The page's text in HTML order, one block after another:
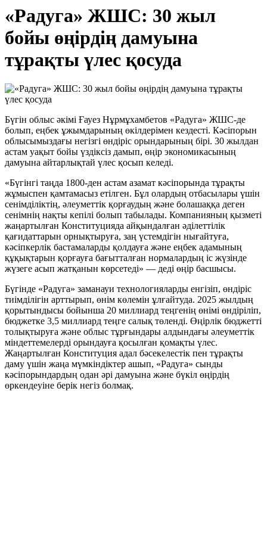
«Радуга» ЖШС: 30 жыл
бойы өңірдің дамуына
тұрақты үлес қосуда
Бүгін облыс әкімі Ғауез Нұрмұхамбетов «Радуга» ЖШС-де
болып, еңбек ұжымдарының өкілдерімен кездесті. Кәсіпорын
облысымыздағы негізгі өндіріс орындарының бірі. 30 жылдан
астам уақыт бойы үздіксіз дамып, өңір экономикасының
дамуына айтарлықтай үлес қосып келеді.
«Бүгінгі таңда 1800-ден астам азамат кәсіпорында тұрақты
жұмыспен қамтамасыз етілген. Бұл олардың отбасылары үшін
сенімділіктің, әлеуметтік қорғаудың және болашаққа деген
сенімнің нақты кепілі болып табылады. Компанияның қызметі
жаңартылған Конституцияда айқындалған әділеттілік
қағидаттарын орнықтыруға, заң үстемдігін нығайтуға,
кәсіпкерлік бастамаларды қолдауға және еңбек адамының
құқықтарын қорғауға бағытталған нормалардың іс жүзінде
жүзеге асып жатқанын көрсетеді» — деді өңір басшысы.
Бүгінде «Радуга» заманауи технологияларды енгізіп, өндіріс
тиімділігін арттырып, өнім көлемін ұлғайтуда. 2025 жылдың
қорытындысы бойынша 20 миллиард теңгенің өнімі өндіріліп,
бюджетке 3,5 миллиард теңге салық төленді. Өңірлік бюджетті
толықтыруға және облыс тұрғындары алдындағы әлеуметтік
міндеттемелерді орындауға қосылған қомақты үлес.
Жаңартылған Конституция адал бәсекелестік пен тұрақты
даму үшін жаңа мүмкіндіктер ашып, «Радуга» сынды
кәсіпорындардың одан әрі дамуына және бүкіл өңірдің
өркендеуіне берік негіз болмақ.